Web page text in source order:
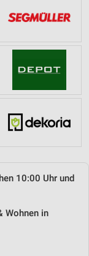
10:00 Uhr und
Wohnen in